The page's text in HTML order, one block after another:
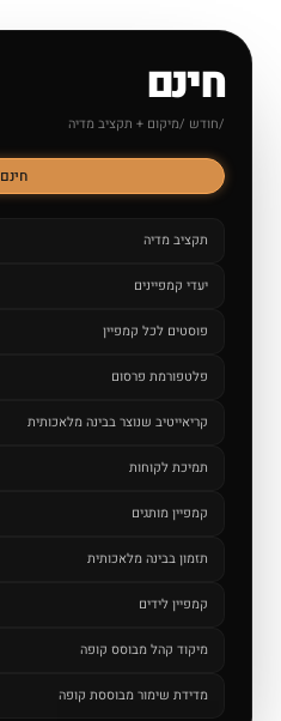
חינם
/חודש /מיקום + תקציב מדיה
חינם
תקציב מדיה
יעדי קמפיינים
פוסטים לכל קמפיין
פלטפורמת פרסום
קריאייטיב שנוצר בבינה מלאכותית
תמיכת לקוחות
קמפיין מותגים
תזמון בבינה מלאכותית
קמפיין לידים
מיקוד קהל מבוסס קופה
מדידת שימור מבוססת קופה